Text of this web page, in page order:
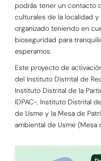
podrás tener un contacto
culturales de la localidad
organizado teniendo en
bioseguridad para
esperamos.
Este proyecto de
del Instituto Distrital de
Instituto Distrital de la
IDPAC-, Instituto Distrital
de Usme y la Mesa de
ambiental de Usme (Mesa